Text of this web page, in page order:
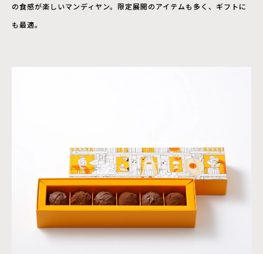
の食感が楽しいマンディヤン。限定展開のアイテムも多く、ギフトに
も最適。